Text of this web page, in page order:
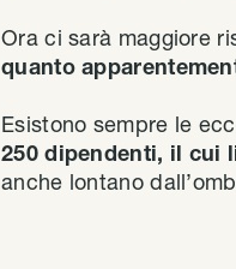
Ora ci sarà maggiore
quanto
Esistono sempre le
250 dipendenti, il cui
anche lontano